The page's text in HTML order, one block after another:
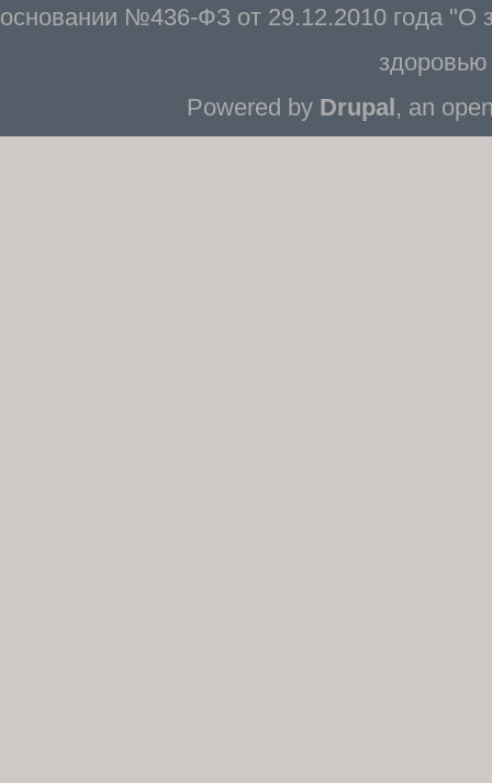
основании №436-ФЗ от 29.12.2010 года "О
Powered by Drupal, an